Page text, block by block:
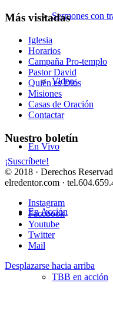
Sermones con
Videos
En Vivo
En Acción
TBB en acción
Más visitadas
Iglesia
Horarios
Campaña Pro-templo
Pastor David
Quién es Dios
Misiones
Casas de Oración
Contactar
Nuestro boletín
¡Suscríbete!
© 2018 · Derechos
elredentor.com ·
Instagram
Facebook
Youtube
Twitter
Mail
Desplazarse hacia arriba